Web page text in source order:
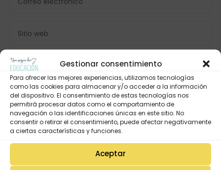
Gestionar consentimiento
Para ofrecer las mejores experiencias, utilizamos tecnologías
como las cookies para almacenar y/o acceder a la información
del dispositivo. El consentimiento de estas tecnologías nos
permitirá procesar datos como el comportamiento de
navegación o las identificaciones únicas en este sitio. No
consentir o retirar el consentimiento, puede afectar negativamente
a ciertas características y funciones.
Aceptar